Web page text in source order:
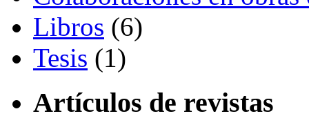
Libros (6)
Tesis (1)
Artículos de revistas